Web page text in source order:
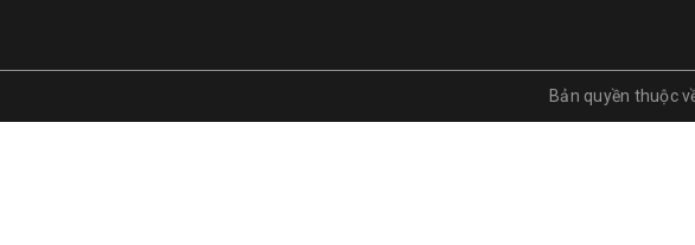
Bản quyền thuộc